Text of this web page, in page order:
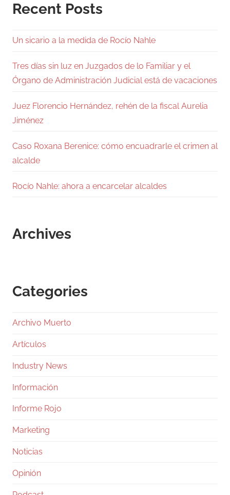
Recent Posts
Un sicario a la medida de Rocío Nahle
Tres días sin luz en Juzgados de lo Familiar y el
Órgano de Administración Judicial está de vacaciones
Juez Florencio Hernández, rehén de la fiscal Aurelia
Jiménez
Caso Roxana Berenice: cómo encuadrarle el crimen al
alcalde
Rocío Nahle: ahora a encarcelar alcaldes
Archives
Categories
Archivo Muerto
Artículos
Industry News
Información
Informe Rojo
Marketing
Noticias
Opinión